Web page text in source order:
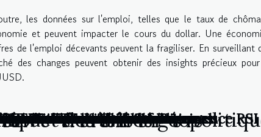
les données sur l'emploi, telles que le taux de
et peuvent impacter le cours du dollar. Une
de l'emploi décevants peuvent la fragiliser. En
des changes peuvent obtenir des insights précieux
des crises
ligne adaptée à vos besoins
pratique
dans le trading
son impact sur le trading
amateurs et les professionnels
norvégiennes ?
de trading à court terme
ETF : exemples pratiques
à une formation en ligne
: une étude détaillée
Excel : guide pratique
sur le forex grâce au divergence RSI
passion
sous Excel : guide pratique
CFD sur actions
indépendant